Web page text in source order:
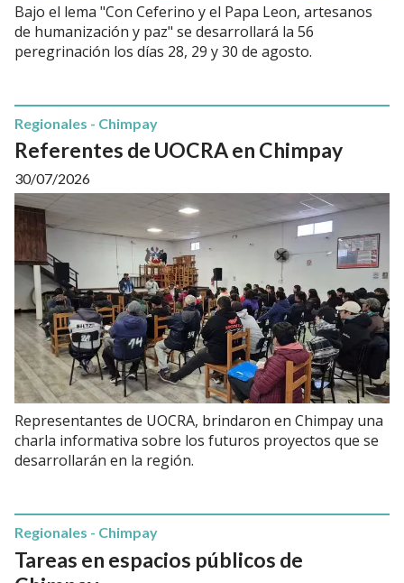
Bajo el lema "Con Ceferino y el Papa Leon, artesanos
de humanización y paz" se desarrollará la 56
peregrinación los días 28, 29 y 30 de agosto.
Referentes de UOCRA en Chimpay
Regionales - Chimpay
30/07/2026
Representantes de UOCRA, brindaron en Chimpay una
charla informativa sobre los futuros proyectos que se
desarrollarán en la región.
Tareas en espacios públicos de
Regionales - Chimpay